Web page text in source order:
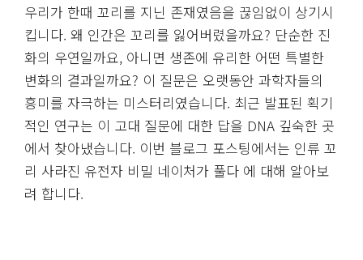
우리가 한때 꼬리를 지닌 존재였음을 끊임없이 상기시
킵니다. 왜 인간은 꼬리를 잃어버렸을까요? 단순한 진
화의 우연일까요, 아니면 생존에 유리한 어떤 특별한
변화의 결과일까요? 이 질문은 오랫동안 과학자들의
흥미를 자극하는 미스터리였습니다. 최근 발표된 획기
적인 연구는 이 고대 질문에 대한 답을 DNA 깊숙한 곳
에서 찾아냈습니다. 이번 블로그 포스팅에서는 인류 꼬
리 사라진 유전자 비밀 네이처가 풀다 에 대해 알아보
려 합니다.